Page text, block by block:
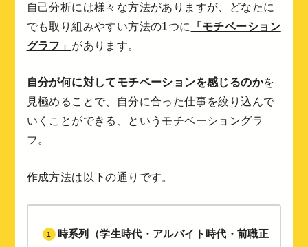
自己分析には様々な方法がありますが、どなたに
でも取り組みやすい方法の1つに
「モチベーション
グラフ」 があります。
自分が何に対してモチベーションを感じるのかを
見極めることで、自分に合った仕事を絞り込んで
いくことができる、というモチベーショングラ
フ。
作成方法は以下の通りです。
時系列（学生時代・アルバイト時代・前職正